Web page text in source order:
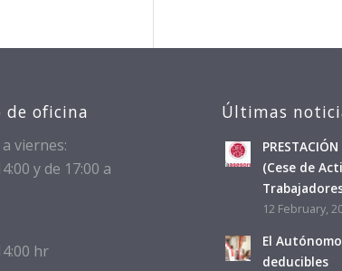
de oficina
viernes:
y de 17:00 a
hr
Últimas
(Cese de
12 February,
El
deducibles